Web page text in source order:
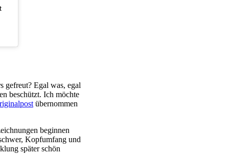
gefreut? Egal was, egal
beschützt. Ich möchte
übernommen
beginnen
Kopfumfang und
später schön